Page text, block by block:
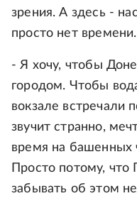
зрения. А здесь -
просто нет времени.
- Я хочу, чтобы
городом. Чтобы
вокзале встречали
звучит странно,
время на башенных
Просто потому,
забывать об этом